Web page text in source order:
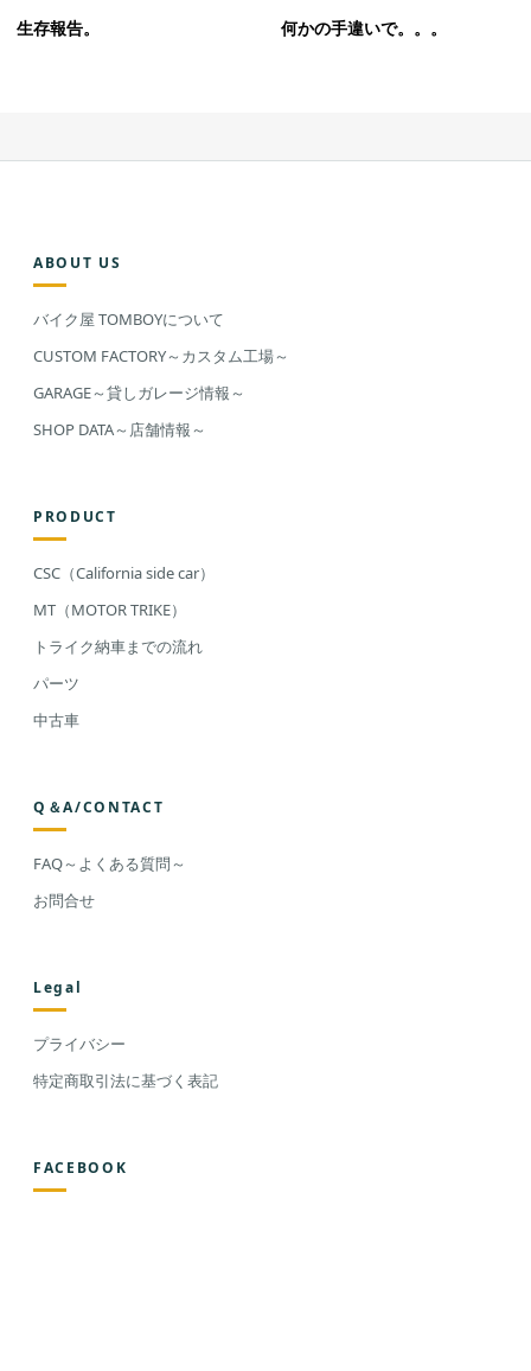
生存報告。 何かの手違いで。。。
ABOUT US
バイク屋 TOMBOYについて
CUSTOM FACTORY～カスタム工場～
GARAGE～貸しガレージ情報～
SHOP DATA～店舗情報～
PRODUCT
CSC（California side car）
MT（MOTOR TRIKE）
トライク納車までの流れ
パーツ
中古車
Q＆A/CONTACT
FAQ～よくある質問～
お問合せ
Legal
プライバシー
特定商取引法に基づく表記
FACEBOOK